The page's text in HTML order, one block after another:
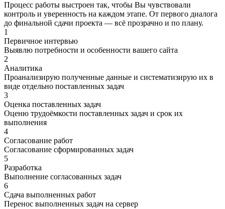
Процесс работы выстроен так, чтобы Вы чувствовали
контроль и уверенность на каждом этапе. От первого диалога
до финальной сдачи проекта — всё прозрачно и по плану.
1
Первичное интервью
Выявлю потребности и особенности вашего сайта
2
Аналитика
Проанализирую полученные данные и систематизирую их в
виде отдельно поставленных задач
3
Оценка поставленных задач
Оценю трудоёмкости поставленных задач и срок их
выполнения
4
Согласование работ
Согласование сформированных задач
5
Разработка
Выполнение согласованных задач
6
Сдача выполненных работ
Перенос выполненных задач на сервер